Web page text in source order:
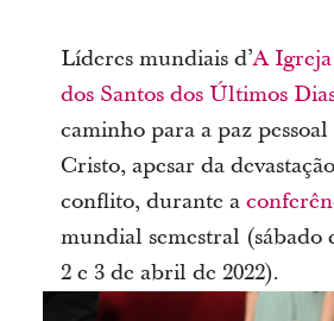
Líderes mundiais d’A Igreja
dos Santos dos Últimos
caminho para a paz pessoal
Cristo, apesar da
conflito, durante a
mundial semestral (sábado
2 e 3 de abril de 2022).